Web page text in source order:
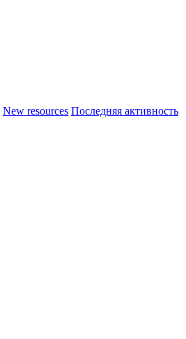
New resources Последняя активность